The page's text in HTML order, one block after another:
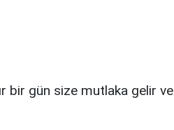
bir gün size mutlaka gelir ve